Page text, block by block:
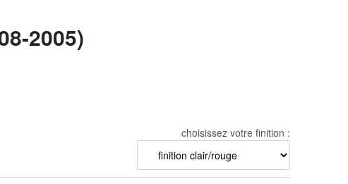
2005)
choisissez votre finition :